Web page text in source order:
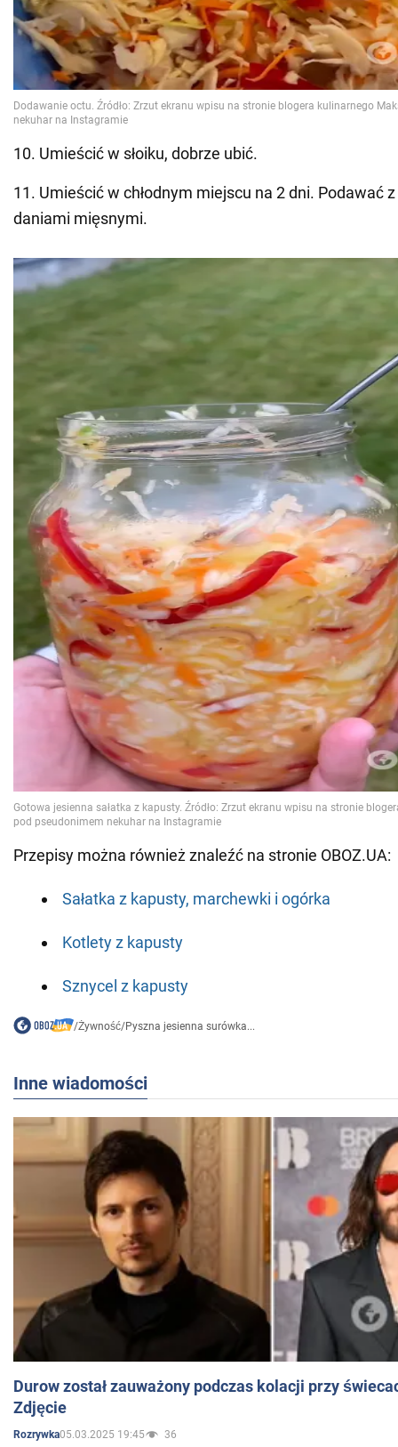
10. Umieścić w słoiku, dobrze ubić.
11. Umieścić w chłodnym miejscu na 2 dni. Podawać
daniami mięsnymi.
Przepisy można również znaleźć na stronie OBOZ.UA:
Sałatka z kapusty, marchewki i ogórka
Kotlety z kapusty
Sznycel z kapusty
/Żywność/Pyszna jesienna surówka...
Inne wiadomości
Durow został zauważony podczas kolacji przy
Zdjęcie
Rozrywka05.03.2025 19:45 36